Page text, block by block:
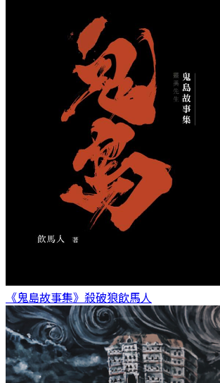
《鬼島故事集》殺破狼飲馬人